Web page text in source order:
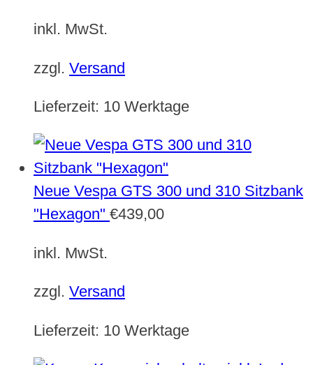
inkl. MwSt.
zzgl. Versand
Lieferzeit: 10 Werktage
Neue Vespa GTS 300 und 310 Sitzbank
"Hexagon" €439,00
inkl. MwSt.
zzgl. Versand
Lieferzeit: 10 Werktage